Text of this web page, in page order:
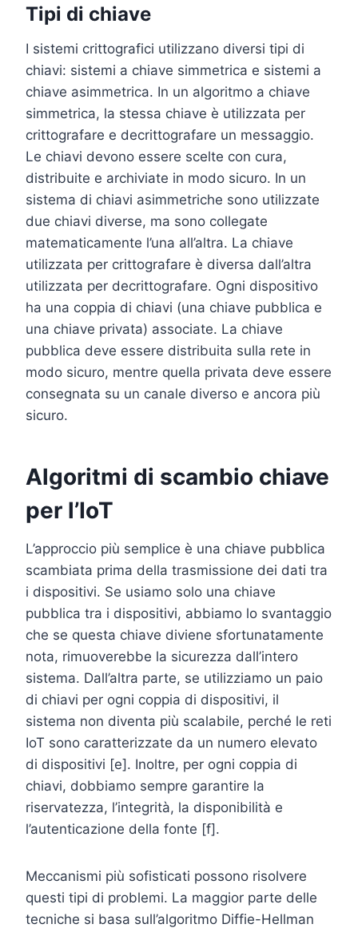
Tipi di chiave
I sistemi crittografici utilizzano diversi tipi di
chiavi: sistemi a chiave simmetrica e sistemi a
chiave asimmetrica. In un algoritmo a chiave
simmetrica, la stessa chiave è utilizzata per
crittografare e decrittografare un messaggio.
Le chiavi devono essere scelte con cura,
distribuite e archiviate in modo sicuro. In un
sistema di chiavi asimmetriche sono utilizzate
due chiavi diverse, ma sono collegate
matematicamente l’una all’altra. La chiave
utilizzata per crittografare è diversa dall’altra
utilizzata per decrittografare. Ogni dispositivo
ha una coppia di chiavi (una chiave pubblica e
una chiave privata) associate. La chiave
pubblica deve essere distribuita sulla rete in
modo sicuro, mentre quella privata deve essere
consegnata su un canale diverso e ancora più
sicuro.
Algoritmi di scambio chiave
per l’IoT
L’approccio più semplice è una chiave pubblica
scambiata prima della trasmissione dei dati tra
i dispositivi. Se usiamo solo una chiave
pubblica tra i dispositivi, abbiamo lo svantaggio
che se questa chiave diviene sfortunatamente
nota, rimuoverebbe la sicurezza dall’intero
sistema. Dall’altra parte, se utilizziamo un paio
di chiavi per ogni coppia di dispositivi, il
sistema non diventa più scalabile, perché le reti
IoT sono caratterizzate da un numero elevato
di dispositivi [e]. Inoltre, per ogni coppia di
chiavi, dobbiamo sempre garantire la
riservatezza, l’integrità, la disponibilità e
l’autenticazione della fonte [f].
Meccanismi più sofisticati possono risolvere
questi tipi di problemi. La maggior parte delle
tecniche si basa sull’algoritmo Diffie-Hellman